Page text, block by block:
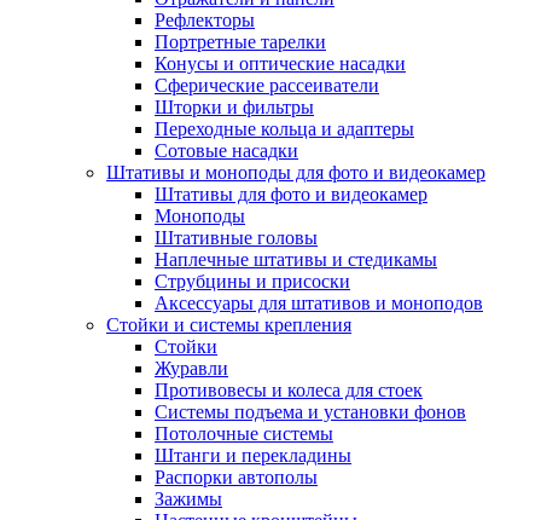
Рефлекторы
Портретные тарелки
Конусы и оптические насадки
Сферические рассеиватели
Шторки и фильтры
Переходные кольца и адаптеры
Сотовые насадки
Штативы и моноподы для фото и видеокамер
Штативы для фото и видеокамер
Моноподы
Штативные головы
Наплечные штативы и стедикамы
Струбцины и присоски
Аксессуары для штативов и моноподов
Стойки и системы крепления
Стойки
Журавли
Противовесы и колеса для стоек
Системы подъема и установки фонов
Потолочные системы
Штанги и перекладины
Распорки автополы
Зажимы